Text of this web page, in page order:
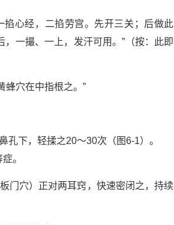
掐心经，二掐劳宫。先开三关；后做此
一撮、一上，发汗可用。”（按：此即
蜂穴在中指根之。”
孔下，轻揉之20～30次（图6-1）。
。
门穴）正对两耳窍，快速密闭之，持续